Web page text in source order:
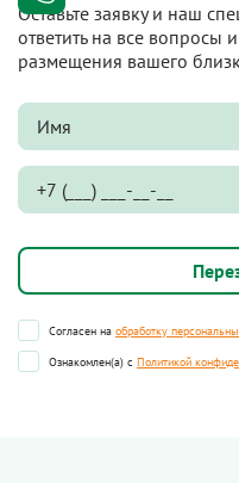
Оставьте заявку и наш
ответить на все вопросы
размещения вашего
Согласен на обработку
Ознакомлен(а) с Политикой